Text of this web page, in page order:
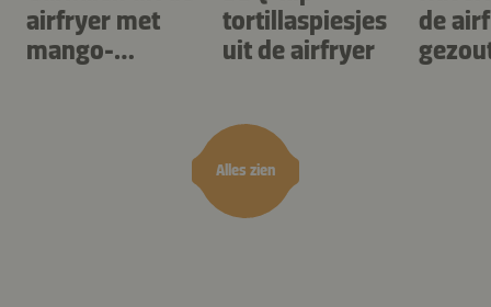
Alles zien
airfryer met
mango-
tortillaspiesjes
uit de airfryer
de